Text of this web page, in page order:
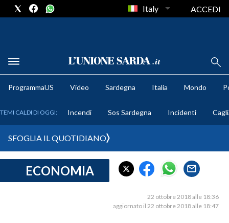
METEO
CRONACA SARDEGNA
Italy ACCEDI
ProgrammaUS Video Sardegna Italia Mondo
TEMI CALDI DI OGGI: Incendi Sos Sardegna Incidenti
SFOGLIA IL QUOTIDIANO
ECONOMIA
22 ottobre 2018 alle 18:36
aggiornato il 22 ottobre 2018 alle 18:47